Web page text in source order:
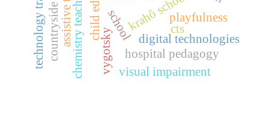
school digital technologies
chemistry teaching vygotsky
cts
hospital pedagogy
playfulness
visual impairment
technology transfer